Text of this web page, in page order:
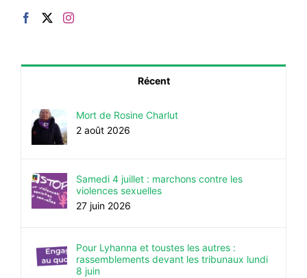
Récent
Mort de Rosine Charlut
2 août 2026
Samedi 4 juillet : marchons contre les
violences sexuelles
27 juin 2026
Pour Lyhanna et toustes les autres :
rassemblements devant les tribunaux lundi
8 juin